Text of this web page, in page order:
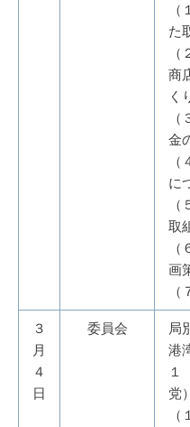
た
商
く
金
に
取
画
３
月
４
日
委員会
局
港
党）